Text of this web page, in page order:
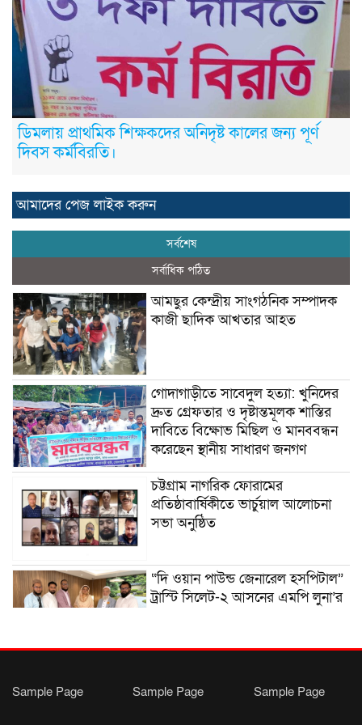
ডিমলায় প্রাথমিক শিক্ষকদের অনিদৃষ্ট কালের জন্য পূর্ণ
দিবস কর্মবিরতি।
আমাদের পেজ লাইক করুন
সর্বশেষ
সর্বাধিক পঠিত
আমছুর কেন্দ্রীয় সাংগঠনিক সম্পাদক
কাজী ছাদিক আখতার আহত
গোদাগাড়ীতে সাবেদুল হত্যা: খুনিদের
দ্রুত গ্রেফতার ও দৃষ্টান্তমূলক শাস্তির
দাবিতে বিক্ষোভ মিছিল ও মানববন্ধন
করেছেন স্থানীয় সাধারণ জনগণ
চট্টগ্রাম নাগরিক ফোরামের
প্রতিষ্ঠাবার্ষিকীতে ভার্চুয়াল আলোচনা
সভা অনুষ্ঠিত
“দি ওয়ান পাউন্ড জেনারেল হসপিটাল”
ট্রাস্টি সিলেট-২ আসনের এমপি লুনা’র
ফ্রেন্ডশিপ ফাউন্ডেশন যুক্তরাজ্য শাখা’র
Sample Page Sample Page Sample Page